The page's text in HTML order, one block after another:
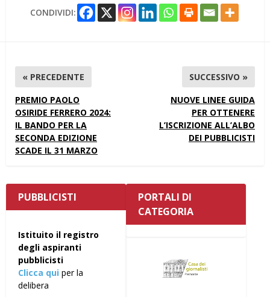
CONDIVIDI:
« PRECEDENTE
PREMIO PAOLO
OSIRIDE FERRERO 2024:
IL BANDO PER LA
SECONDA EDIZIONE
SCADE IL 31 MARZO
SUCCESSIVO »
NUOVE LINEE GUIDA
PER OTTENERE
L’ISCRIZIONE ALL’ALBO
DEI PUBBLICISTI
PUBBLICISTI
Istituito il registro
degli aspiranti
pubblicisti
Clicca qui per la
delibera
PORTALI DI
CATEGORIA